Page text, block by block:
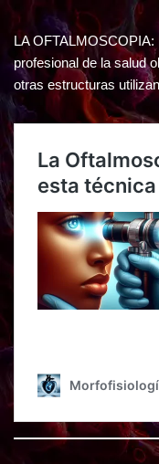
LA
profesional de la salud
otras estructuras